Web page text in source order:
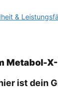
Metabol-
ist dein